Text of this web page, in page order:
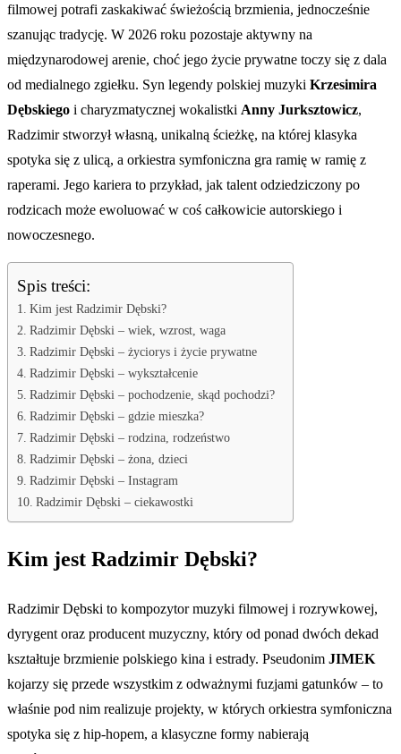
filmowej potrafi zaskakiwać świeżością brzmienia, jednocześnie
szanując tradycję. W 2026 roku pozostaje aktywny na
międzynarodowej arenie, choć jego życie prywatne toczy się z dala
od medialnego zgiełku. Syn legendy polskiej muzyki Krzesimira
Dębskiego i charyzmatycznej wokalistki Anny Jurksztowicz,
Radzimir stworzył własną, unikalną ścieżkę, na której klasyka
spotyka się z ulicą, a orkiestra symfoniczna gra ramię w ramię z
raperami. Jego kariera to przykład, jak talent odziedziczony po
rodzicach może ewoluować w coś całkowicie autorskiego i
nowoczesnego.
Spis treści:
Kim jest Radzimir Dębski?
Radzimir Dębski – wiek, wzrost, waga
Radzimir Dębski – życiorys i życie prywatne
Radzimir Dębski – wykształcenie
Radzimir Dębski – pochodzenie, skąd pochodzi?
Radzimir Dębski – gdzie mieszka?
Radzimir Dębski – rodzina, rodzeństwo
Radzimir Dębski – żona, dzieci
Radzimir Dębski – Instagram
Radzimir Dębski – ciekawostki
Kim jest Radzimir Dębski?
Radzimir Dębski to kompozytor muzyki filmowej i rozrywkowej,
dyrygent oraz producent muzyczny, który od ponad dwóch dekad
kształtuje brzmienie polskiego kina i estrady. Pseudonim JIMEK
kojarzy się przede wszystkim z odważnymi fuzjami gatunków – to
właśnie pod nim realizuje projekty, w których orkiestra symfoniczna
spotyka się z hip-hopem, a klasyczne formy nabierają